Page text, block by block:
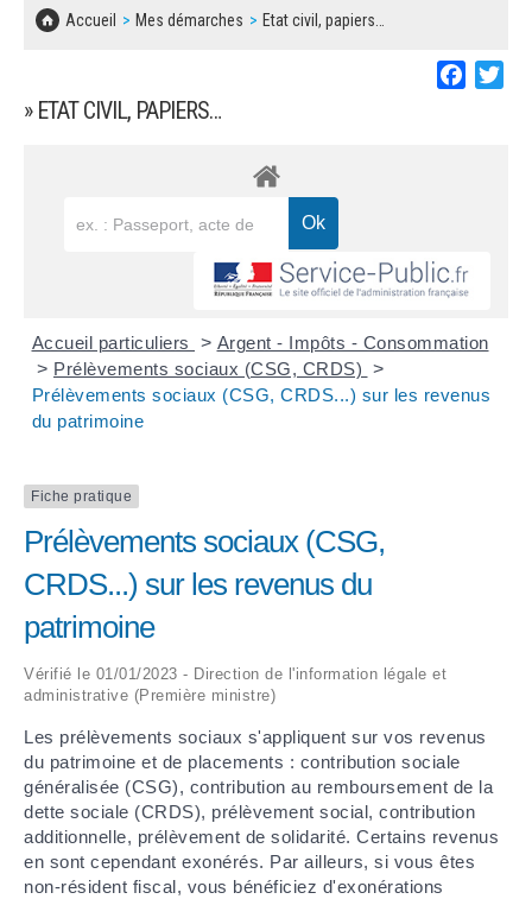
Accueil Mes démarches Etat civil, papiers…
» ETAT CIVIL, PAPIERS…
Accueil particuliers > Argent - Impôts - Consommation
> Prélèvements sociaux (CSG, CRDS) >
Prélèvements sociaux (CSG, CRDS...) sur les revenus
du patrimoine
Fiche pratique
Prélèvements sociaux (CSG,
CRDS...) sur les revenus du
patrimoine
Vérifié le 01/01/2023 - Direction de l'information légale et
administrative (Première ministre)
Les prélèvements sociaux s'appliquent sur vos revenus
du patrimoine et de placements : contribution sociale
généralisée (CSG), contribution au remboursement de la
dette sociale (CRDS), prélèvement social, contribution
additionnelle, prélèvement de solidarité. Certains revenus
en sont cependant exonérés. Par ailleurs, si vous êtes
non-résident fiscal, vous bénéficiez d'exonérations
CONCERTATIONS PUBLIQUES
SOLIDARITÉ, LOGEMENT
DECHETS
SIGNALEMENTS
BESOIN D'UNE AIDE ?
LES ASSOCIATIONS
MARCHÉS PUBLICS
REGLEMENT LOCAL DE PUBLICITÉ
DECLARATION DE DEMARCHAGE
DOSSIER DE DEMANDE DE SUBVENTION
DEMANDE DE PRÊT DE MATERIEL
PLAN D'ACTION MUNICIPAL
ARRÊTÉS MUNICIPAUX
DÉLIBÉRATIONS